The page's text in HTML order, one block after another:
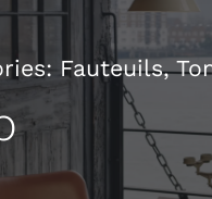
Luminaires
Accessoires &
Offres spéciales
Fauteuils,